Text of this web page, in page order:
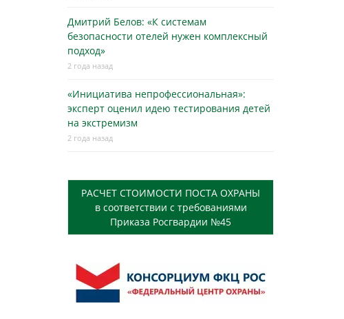
Дмитрий Белов: «К системам
безопасности отелей нужен комплексный
подход»
2 года назад
«Инициатива непрофессиональная»:
эксперт оценил идею тестирования детей
на экстремизм
2 года назад
РАСЧЕТ СТОИМОСТИ ПОСТА ОХРАНЫ
в соответствии с требованиями
Приказа Росгвардии №45